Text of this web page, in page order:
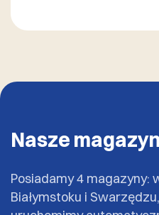
Nasze
Posiadamy 4 magazyny:
Białymstoku i